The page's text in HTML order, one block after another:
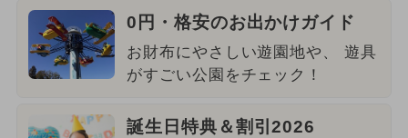
0円・格安のお出かけガイド
お財布にやさしい遊園地や、 遊具
がすごい公園をチェック！
誕生日特典＆割引2026